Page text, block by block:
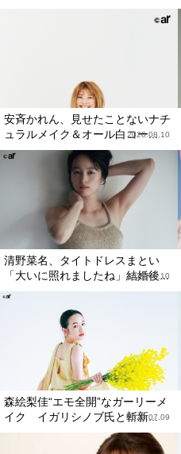
安斉かれん、見せたことないナチ
ュラルメイク＆オール白コー...
2020.08.10
清野菜名、タイトドレスまとい
「大いに照れましたね」結婚後...
2020.08.10
森絵梨佳“エモ全開”なガーリーメ
イク イガリシノブ氏と斬新...
2020.07.09